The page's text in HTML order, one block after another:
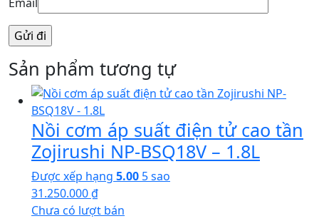
Sản phẩm tương tự
Nồi cơm áp suất điện tử cao tần
Zojirushi NP-BSQ18V – 1.8L
Được xếp hạng 5.00 5 sao
31.250.000₫
Chưa có lượt bán